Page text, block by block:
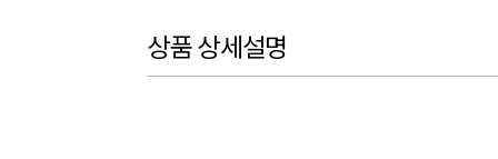
상품 상세설명